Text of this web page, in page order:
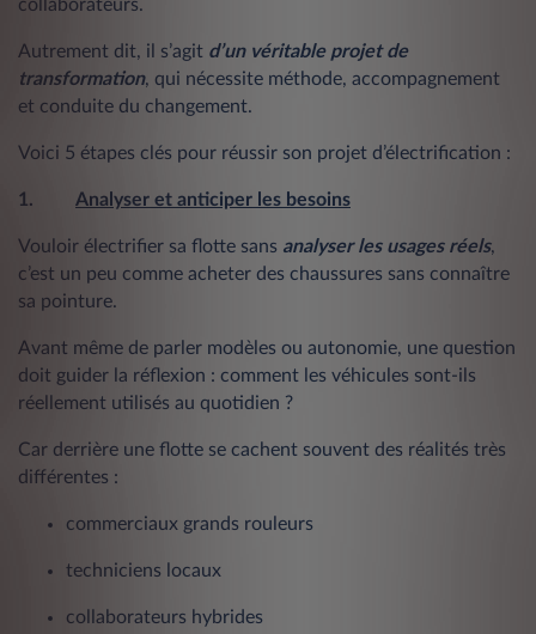
collaborateurs.
Autrement dit, il s’agit d’un véritable projet de
transformation, qui nécessite méthode, accompagnement
et conduite du changement.
Voici 5 étapes clés pour réussir son projet d’électrification :
1. Analyser et anticiper les besoins
Vouloir électrifier sa flotte sans analyser les usages réels,
c’est un peu comme acheter des chaussures sans connaître
sa pointure.
Avant même de parler modèles ou autonomie, une question
doit guider la réflexion : comment les véhicules sont-ils
réellement utilisés au quotidien ?
Car derrière une flotte se cachent souvent des réalités très
différentes :
commerciaux grands rouleurs
techniciens locaux
collaborateurs hybrides